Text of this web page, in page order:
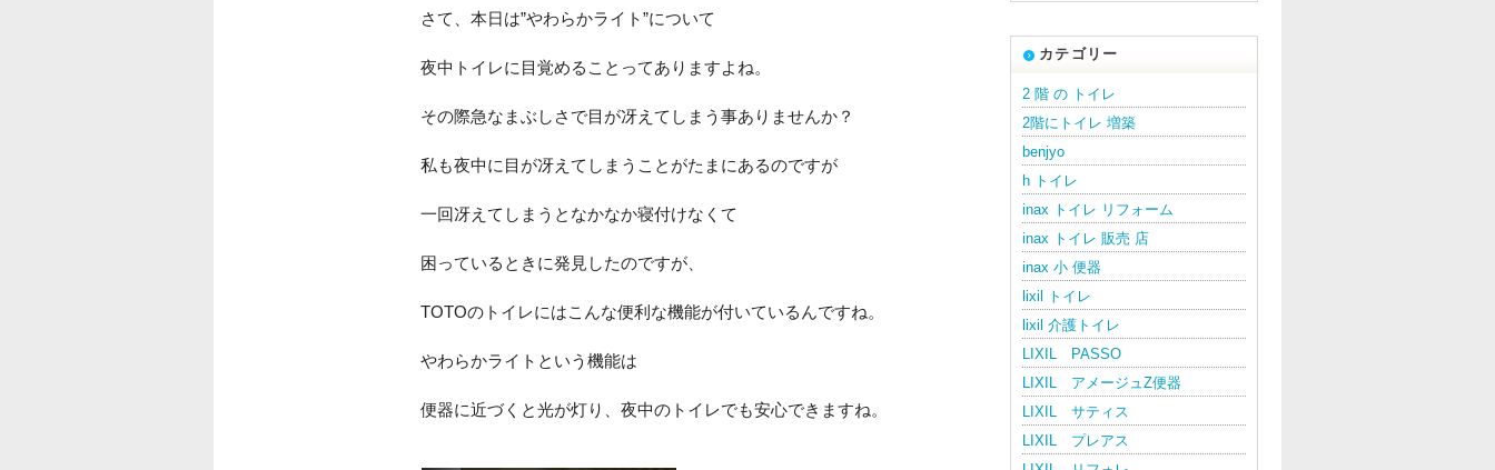
さて、本日は”やわらかライト”について
夜中トイレに目覚めることってありますよね。
その際急なまぶしさで目が冴えてしまう事ありませんか？
私も夜中に目が冴えてしまうことがたまにあるのですが
一回冴えてしまうとなかなか寝付けなくて
困っているときに発見したのですが、
TOTOのトイレにはこんな便利な機能が付いているんですね。
やわらかライトという機能は
便器に近づくと光が灯り、夜中のトイレでも安心できますね。
カテゴリー
2 階 の トイレ
2階にトイレ 増築
benjyo
h トイレ
inax トイレ リフォーム
inax トイレ 販売 店
inax 小 便器
lixil トイレ
lixil 介護トイレ
LIXIL PASSO
LIXIL アメージュZ便器
LIXIL サティス
LIXIL プレアス